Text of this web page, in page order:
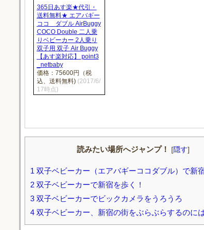
365日あす楽★代引・
送料無料★ エアバギー
ココ ダブル AirBuggy
COCO Double 二人乗
りベビーカー 2人乗り
双子用 双子 Air Buggy
【あす楽対応】 point3
_netbaby
価格：75600円（税
込、送料無料) (2017/6/
17時点)
読みたい場所へジャンプ！ [隠す]
1 双子ベビーカー（エアバギーココダブル）で新
2双子ベビーカーで新宿を歩く！
3双子ベビーカーでビックカメラをうろうろ
4双子ベビーカー、新宿の街をぶらぶらするのに